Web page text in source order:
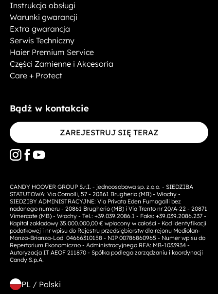
Instrukcja obsługi
Warunki gwarancji
Extra gwarancja
Serwis Techniczny
Haier Premium Service
Części Zamienne i Akcesoria
Care + Protect
Bądź w kontakcie
ZAREJESTRUJ SIĘ TERAZ
CANDY HOOVER GROUP S.r.I. - jednoosobowa sp. z.o.o. - SIEDZIBA
STATUTOWA: Via Comolli, 57 - 20861 Brugherio (MB) - Włochy -
SIEDZIBY ADMINISTRACYJNE: Via Privata Eden Fumagalli bez
nadanego numeru - 20861 Brugherio (MB) i Via Trento nr 20/A-22 - 20871
Vimercate (MB) - Włochy - Tel.: +39.039.2086.1 - Faks: +39.039.2086.237 -
Kapitał zakładowy 35.000.000,00 € wpłacony w całości - Kod identyfikacji
podatkowej i nr wpisu do Rejestru przedsiębiorstw dla rejonu Mediolan-
Monza-Brianza-Lodi 04666310158 - NIP 00786860965 - Numer wpisu do
Repertorium Ekonomiczno - Administracyjnego REA: MB-1033934 -
Autoryzacja IT AEOF 211870 - Spółka podlega zarządzaniu i koordynacji
Candy S.p.A.
PL / Polski